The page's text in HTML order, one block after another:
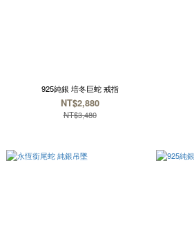
925純銀 培冬巨蛇 戒指
NT$2,880
NT$3,480